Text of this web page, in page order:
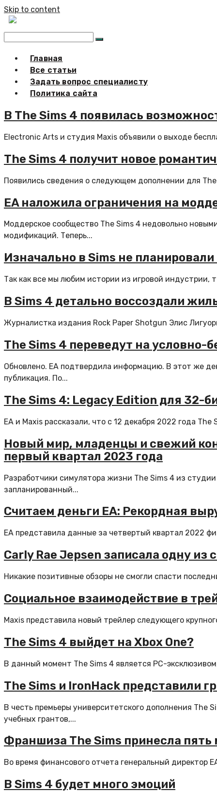
Skip to content
Главная
Все статьи
Задать вопрос специалисту
Политика сайта
В The Sims 4 появилась
Electronic Arts и студия Maxis объявили о выходе
The Sims 4 получит новое
Появились сведения о следующем дополнении для
EA наложила ограничения на
Моддерское сообщество The Sims 4 недовольно
модификаций. Теперь...
Изначально в Sims не
Так как все мы любим истории из игровой
В Sims 4 детально воссоздали
Журналистка издания Rock Paper Shotgun Элис
The Sims 4 переведут на условно-
Обновлено. EA подтвердила информацию. В этот же
публикация. По...
The Sims 4: Legacy Edition для 32-
EA и Maxis рассказали, что с 12 декабря 2022 года
Новый мир, младенцы и свежий
первый квартал 2023 года
Разработчики симулятора жизни The Sims 4 из
запланированный...
Считаем деньги EA: Рекордная
EA представила данные за четвертый квартал 2022
Carly Rae Jepsen записала одну из
Никакие позитивные обзоры не смогли спасти
Социальное взаимодействие в
Maxis представила новый трейлер следующего
The Sims 4 выйдет на Xbox One?
В данный момент The Sims 4 является PC-
The Sims и IronHack представили
В честь премьеры университетского дополнения The
учебных грантов,...
Франшиза The Sims принесла
Во время финансового отчета генеральный директор
В Sims 4 будет много эмоций